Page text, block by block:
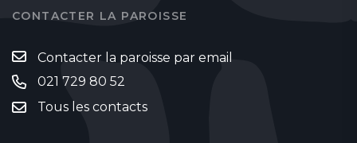
CONTACTER LA PAROISSE
Contacter la paroisse par email
021 729 80 52
Tous les contacts